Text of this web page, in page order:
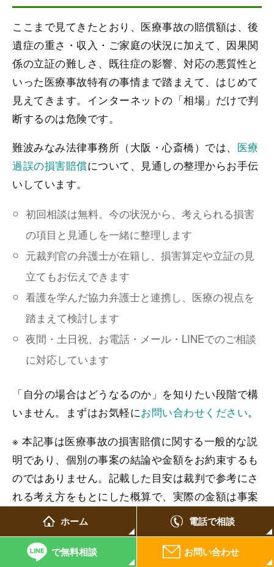
ここまで見てきたとおり、医療事故の賠償額は、後
遺症の重さ・収入・ご家庭の状況に加えて、因果関
係の立証の難しさ、既往症の影響、対応の悪質性と
いった医療事故特有の事情まで踏まえて、はじめて
見えてきます。インターネットの「相場」だけで判
断するのは危険です。
難波みなみ法律事務所（大阪・心斎橋）では、 医療
過誤の損害賠償について、見通しの整理からお手伝
いしています。
初回相談は無料。今の状況から、考えられる損害
の項目と見通しを一緒に整理します
元裁判官の弁護士が在籍し、損害算定や立証の見
立てもお伝えできます
看護を学んだ協力弁護士と連携し、医療の視点を
踏まえて検討します
夜間・土日祝、お電話・メール・LINEでのご相談
に対応しています
「自分の場合はどうなるのか」を知りたい段階で構
いません。まずはお気軽にお問い合わせください。
※ 本記事は医療事故の損害賠償に関する一般的な説
明であり、個別の事案の結論や金額をお約束するも
のではありません。記載した目安は裁判で参考にさ
れる考え方をもとにした概算で、実際の金額は事案
によって大きく異なります。具体的なご相談は弁護
士までお寄せください。なお、医療事故はおつらい
ご経験を伴うことが少なくありません。心身のご負
ホーム 電話で相談
で無料相談 お問い合わせ